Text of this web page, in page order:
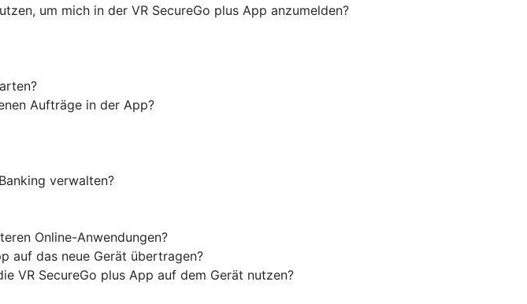
um mich in der VR SecureGo plus App anzumelden?
Aufträge in der App?
verwalten?
Online-Anwendungen?
auf das neue Gerät übertragen?
VR SecureGo plus App auf dem Gerät nutzen?